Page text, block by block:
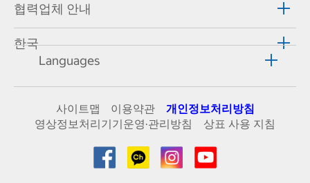
협력업체 안내
한국
Languages
사이트맵 이용약관
개인정보처리방침
영상정보처리기기운영·관리방침
상표 사용 지침